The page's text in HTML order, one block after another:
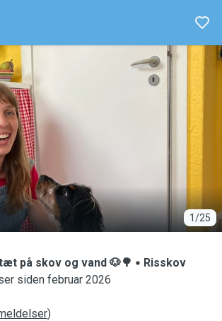
1/25
på skov og vand 🐶🌳
Risskov
siden februar 2026
)